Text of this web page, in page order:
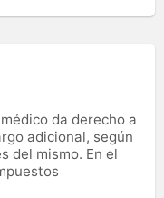
da derecho a
adicional, según
del mismo. En el